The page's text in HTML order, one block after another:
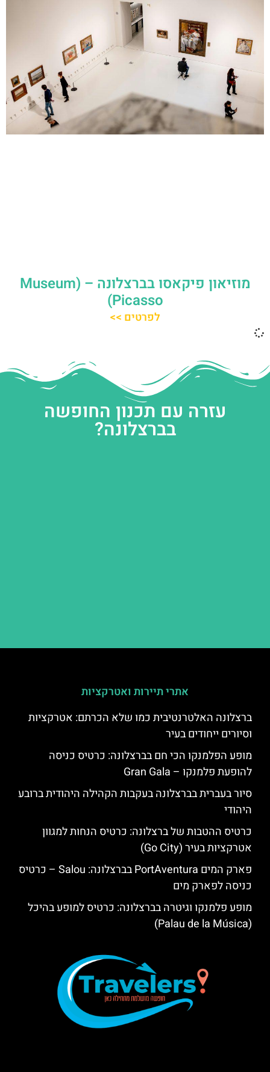
מוזיאון פיקאסו בברצלונה – (Museum
Picasso)
לפרטים >>
עזרה עם תכנון החופשה
בברצלונה?
אתרי תיירות ואטרקציות
ברצלונה האלטרנטיבית כמו שלא הכרתם: אטרקציות
וסיורים ייחודים בעיר
מופע הפלמנקו הכי חם בברצלונה: כרטיס כניסה
להופעת פלמנקו – Gran Gala
סיור בעברית בברצלונה בעקבות הקהילה היהודית ברובע
היהודי
כרטיס ההטבות של ברצלונה: כרטיס הנחות למגוון
אטרקציות בעיר (Go City)
פארק המים PortAventura בברצלונה: Salou – כרטיס
כניסה לפארק מים
מופע פלמנקו וגיטרה בברצלונה: כרטיס למופע בהיכל
(Palau de la Música)